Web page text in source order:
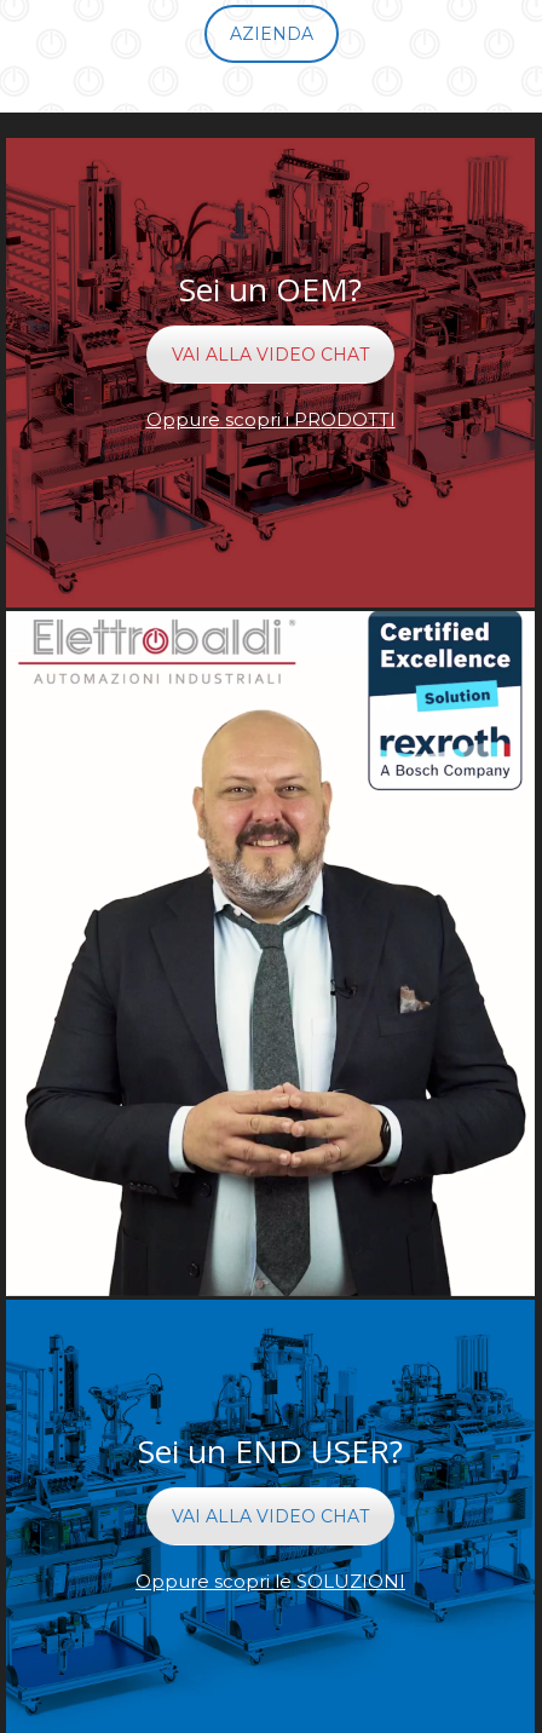
AZIENDA
Sei un OEM?
VAI ALLA VIDEO CHAT
Oppure scopri i PRODOTTI
Sei un END USER?
VAI ALLA VIDEO CHAT
Oppure scopri le SOLUZIONI